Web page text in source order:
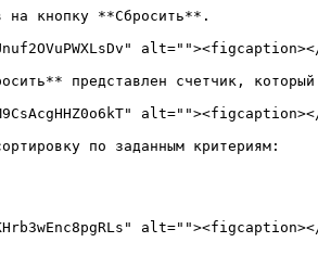
на кнопку **Сбросить**.
представлен счетчик,
по заданным критериям: